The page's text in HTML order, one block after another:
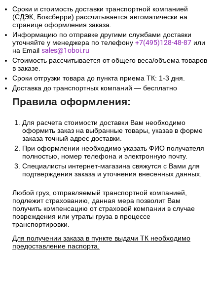
Сроки и стоимость доставки транспортной компанией
(СДЭК, Боксберри) рассчитывается автоматически на
странице оформления заказа.
Информацию по отправке другими службами доставки
уточняйте у менеджера по телефону +7(495)128-48-87 или
на Email sales@1oboi.ru
Стоимость рассчитывается от общего веса/объема товаров
в заказе.
Сроки отгрузки товара до пункта приема ТК: 1-3 дня.
Доставка до транспортных компаний — бесплатно
Правила оформления:
Для расчета стоимости доставки Вам необходимо
оформить заказ на выбранные товары, указав в форме
заказа точный адрес доставки.
При оформлении необходимо указать ФИО получателя
полностью, номер телефона и электронную почту.
Специалисты интернет-магазина свяжутся с Вами для
подтверждения заказа и уточнения внесенных данных.
Любой груз, отправляемый транспортной компанией,
подлежит страхованию, данная мера позволит Вам
получить компенсацию от страховой компании в случае
повреждения или утраты груза в процессе
транспортировки.
Для получении заказа в пункте выдачи ТК необходимо
предоставление паспорта.